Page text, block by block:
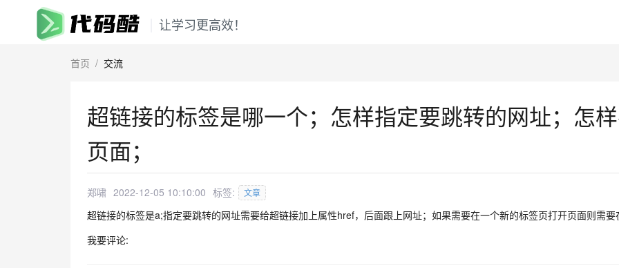
让学习更高效！
首页 / 交流
超链接的标签是哪一个；怎样指定要跳转的网址；怎
页面；
郑啸 2022-12-05 10:10:00 标签: 文章
超链接的标签是a;指定要跳转的网址需要给超链接加上属性href，后面跟上网址；如果需要在一个新的标签页打开页面则需要
我要评论: